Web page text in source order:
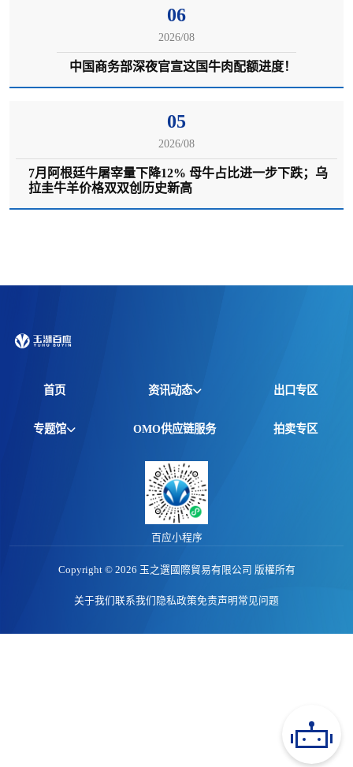
06
2026/08
中国商务部深夜官宣这国牛肉配额进度！
05
2026/08
7月阿根廷牛屠宰量下降12% 母牛占比进一步下跌；乌
拉圭牛羊价格双双创历史新高
首页 资讯动态
全球资讯
价格行情
专题报告
出口专区
专题馆 OMO供应链服务 拍卖专区
百应小程序
Copyright © 2026 玉之選國際貿易有限公司 版權所有
关于我们 联系我们 隐私政策免责声明 常见问题